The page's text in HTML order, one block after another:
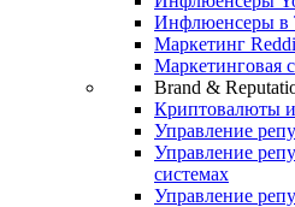
Инфлюенсеры в
Маркетинг
Маркетинговая
Brand &
Криптовалюты
Управление
Управление
системах
Управление